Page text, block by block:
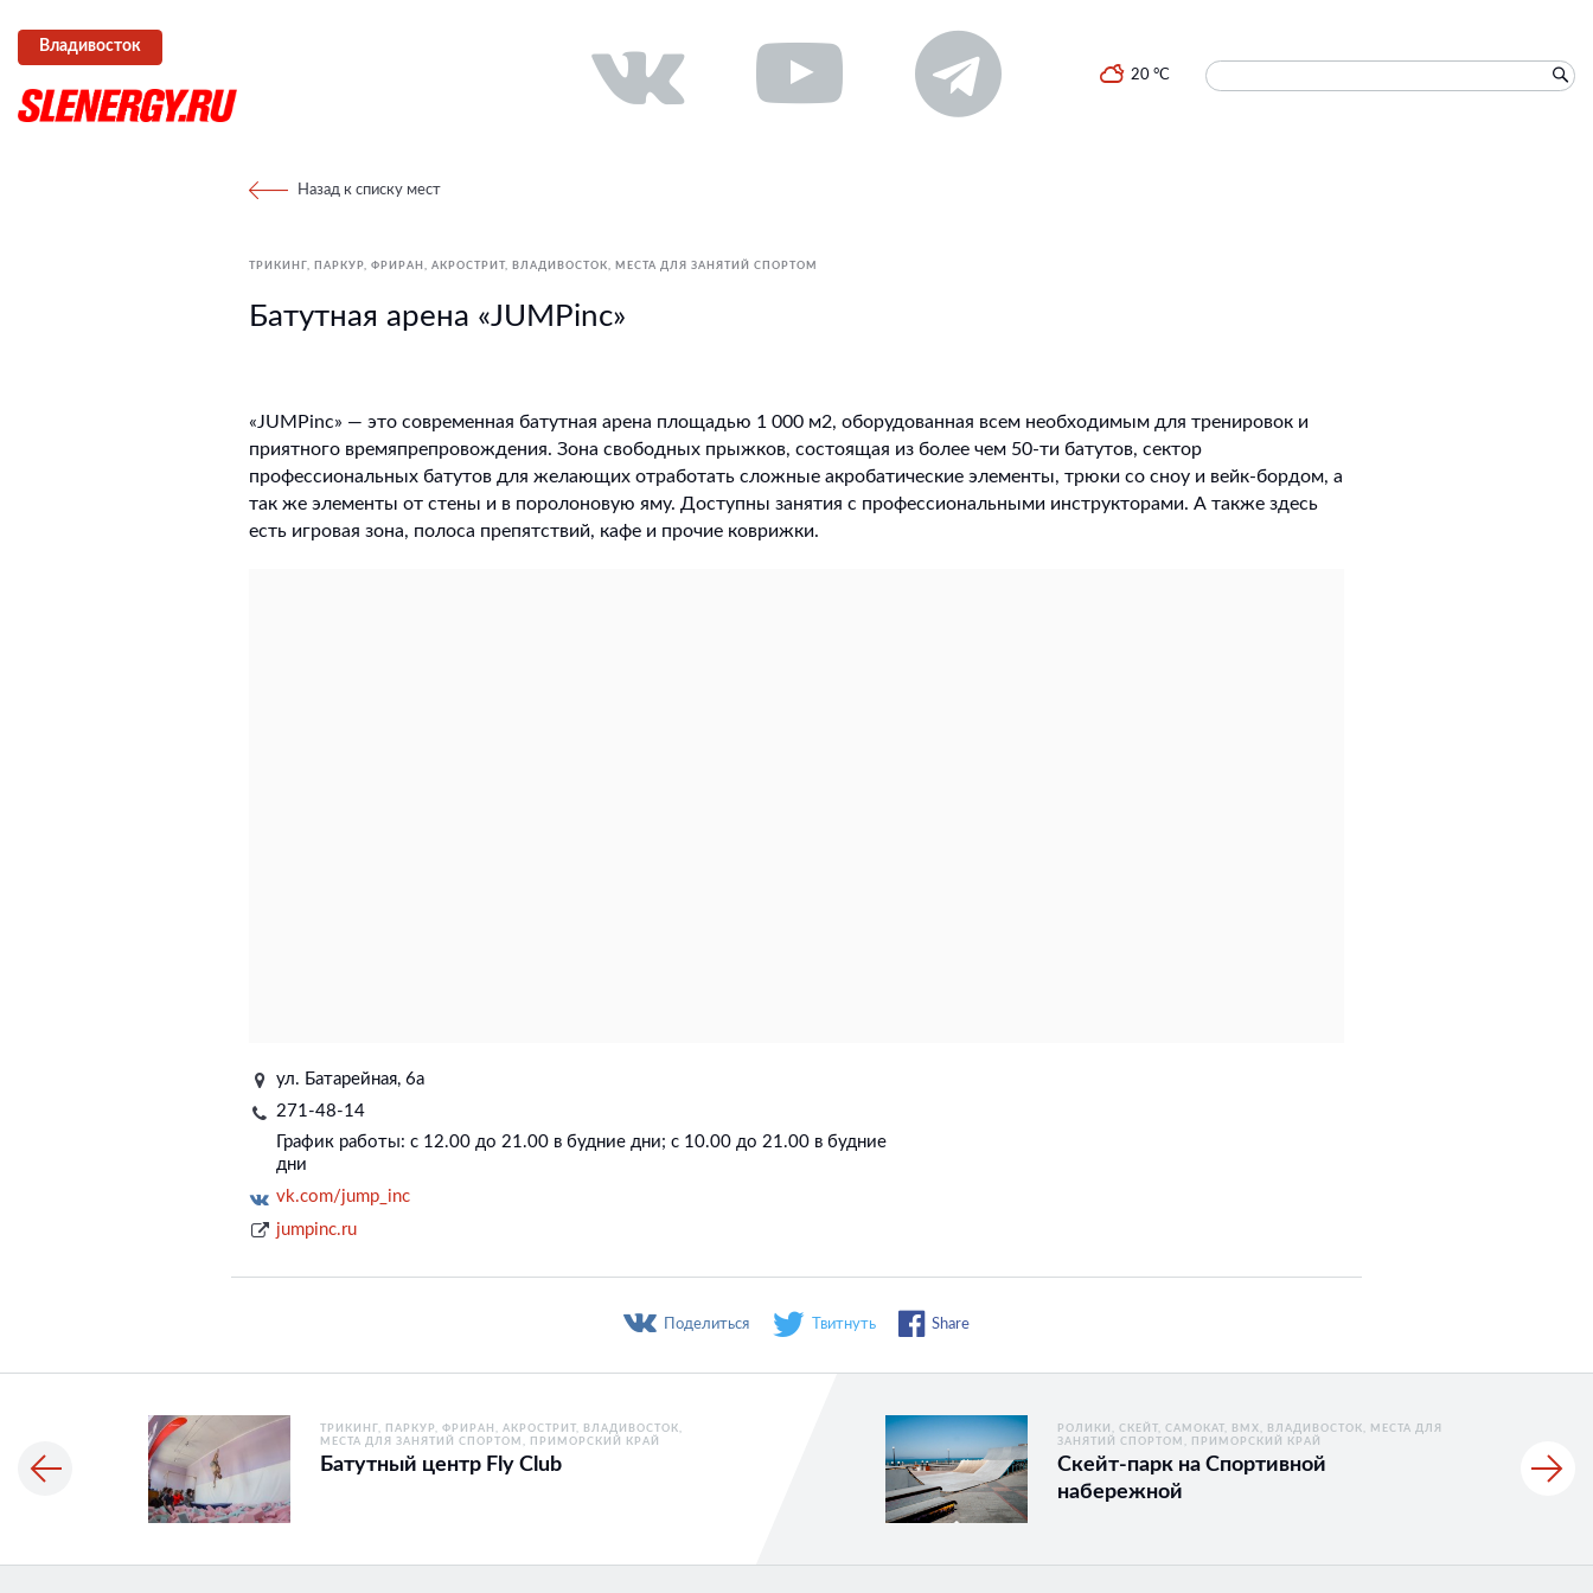
Владивосток
20 °C
Назад к списку мест
ТРИКИНГ, ПАРКУР, ФРИРАН, АКРОСТРИТ ВЛАДИВОСТОК МЕСТА ДЛЯ ЗАНЯТИЙ СПОРТОМ
Батутная арена «JUMPinc»
«JUMPinc» — это современная батутная арена площадью 1 000 м2, оборудованная всем необходимым для тренировок и
приятного времяпрепровождения. Зона свободных прыжков, состоящая из более чем 50-ти батутов, сектор
профессиональных батутов для желающих отработать сложные акробатические элементы, трюки со сноу и вейк-бордом, а
так же элементы от стены и в поролоновую яму. Доступны занятия с профессиональными инструкторами. А также здесь
есть игровая зона, полоса препятствий, кафе и прочие коврижки.
ул. Батарейная, 6а
271-48-14
График работы: с 12.00 до 21.00 в будние дни; с 10.00 до 21.00 в будние
дни
vk.com/jump_inc
jumpinc.ru
Поделиться Твитнуть Share
ТРИКИНГ, ПАРКУР, ФРИРАН, АКРОСТРИТ
ВЛАДИВОСТОК
МЕСТА ДЛЯ ЗАНЯТИЙ СПОРТОМ
ПРИМОРСКИЙ КРАЙ
Батутный центр Fly Club
РОЛИКИ СКЕЙТ, САМОКАТ, BMX ВЛАДИВОСТОК
МЕСТА ДЛЯ
ЗАНЯТИЙ СПОРТОМ
ПРИМОРСКИЙ КРАЙ
Скейт-парк на Спортивной
набережной